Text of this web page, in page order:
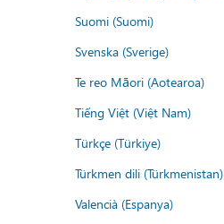
Suomi (Suomi)
Svenska (Sverige)
Te reo Māori (Aotearoa)
Tiếng Việt (Việt Nam)
Türkçe (Türkiye)
Türkmen dili (Türkmenistan)
Valencià (Espanya)